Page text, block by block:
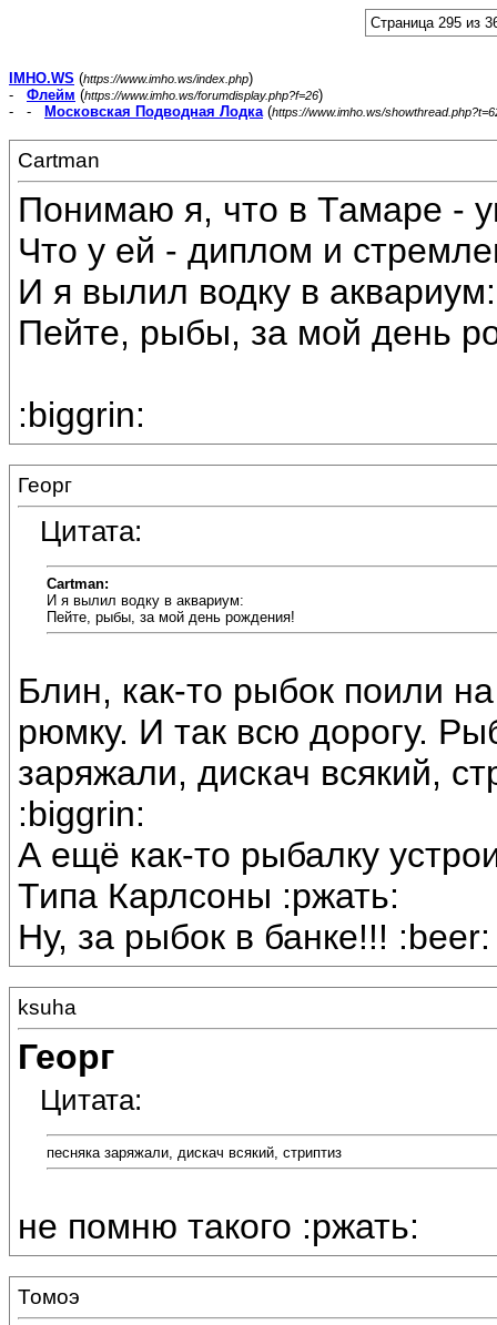
Страница 295 из
IMHO.WS (https://www.imho.ws/index.php)
- Флейм (https://www.imho.ws/forumdisplay.php?f=26)
- -
Московская Подводная Лодка(https://www.imho.ws/
Cartman
Понимаю я, что в Тамаре -
Что у ей - диплом и
И я вылил водку в аквариум:
Пейте, рыбы, за мой день
:biggrin:
Георг
Цитата:
Cartman:
И я вылил водку в аквариум:
Пейте, рыбы, за мой день рождения!
Блин, как-то рыбок поили
рюмку. И так всю дорогу.
заряжали, дискач всякий,
:biggrin:
А ещё как-то рыбалку
Типа Карлсоны :ржать:
Ну, за рыбок в банке!!!
ksuha
Георг
Цитата:
песняка заряжали, дискач всякий, стриптиз
не помню такого :ржать:
Томоэ